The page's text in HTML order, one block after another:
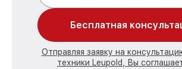
Бесплатная
Отправляя заявку на
техники Leupold, Вы